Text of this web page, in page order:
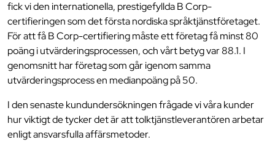
fick vi den internationella, prestigefyllda B Corp-
certifieringen som det första nordiska språktjänstföretaget.
För att få B Corp-certifiering måste ett företag få minst 80
poäng i utvärderingsprocessen, och vårt betyg var 88.1. I
genomsnitt har företag som går igenom samma
utvärderingsprocess en medianpoäng på 50.
I den senaste kundundersökningen frågade vi våra kunder
hur viktigt de tycker det är att tolktjänstleverantören arbetar
enligt ansvarsfulla affärsmetoder.